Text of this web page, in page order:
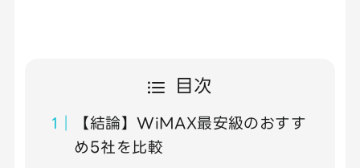
目次
【結論】WiMAX最安級のおすす
め5社を比較